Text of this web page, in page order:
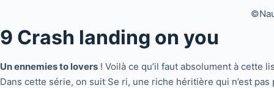
9 Crash landing on you
Un ennemies to lovers ! Voilà ce qu’il faut absolument à cette
Dans cette série, on suit Se ri, une riche héritière qui n’est